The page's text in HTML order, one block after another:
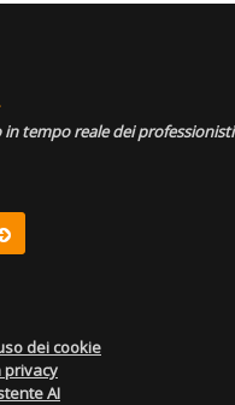
tempo reale dei professionisti
dei cookie
privacy
AI